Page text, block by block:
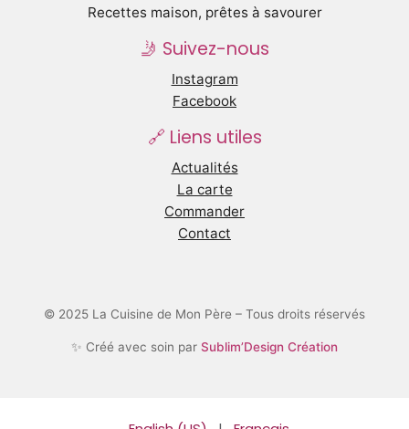
Recettes maison, prêtes à savourer
🤳 Suivez-nous
Instagram
Facebook
🔗 Liens utiles
Actualités
La carte
Commander
Contact
© 2025 La Cuisine de Mon Père – Tous droits réservés
✨ Créé avec soin par Sublim’Design Création